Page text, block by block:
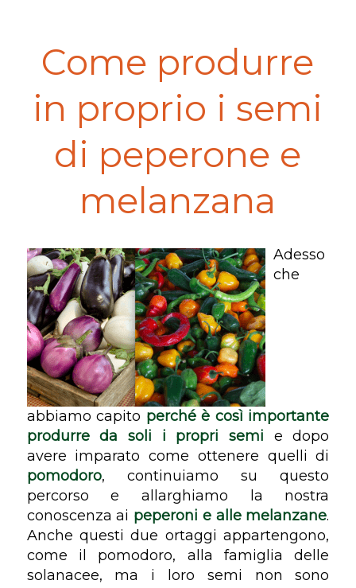
Come produrre
in proprio i semi
di peperone e
melanzana
Adesso
che
abbiamo capito perché è così importante
produrre da soli i propri semi e dopo
avere imparato come ottenere quelli di
pomodoro, continuiamo su questo
percorso e allarghiamo la nostra
conoscenza ai peperoni e alle melanzane.
Anche questi due ortaggi appartengono,
come il pomodoro, alla famiglia delle
solanacee, ma i loro semi non sono